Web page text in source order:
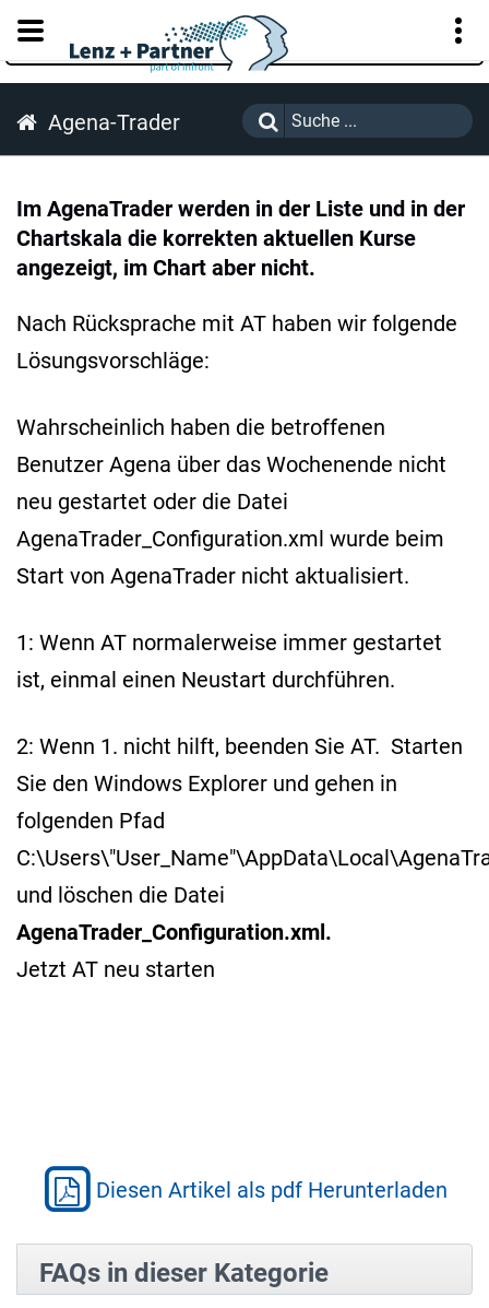
KUNDENPORTAL
Agena-Trader
Im AgenaTrader werden in der Liste und in der
Chartskala die korrekten aktuellen Kurse
angezeigt, im Chart aber nicht.
Nach Rücksprache mit AT haben wir folgende
Lösungsvorschläge:
Wahrscheinlich haben die betroffenen
Benutzer Agena über das Wochenende nicht
neu gestartet oder die Datei
AgenaTrader_Configuration.xml wurde beim
Start von AgenaTrader nicht aktualisiert.
1: Wenn AT normalerweise immer gestartet
ist, einmal einen Neustart durchführen.
2: Wenn 1. nicht hilft, beenden Sie AT. Starten
Sie den Windows Explorer und gehen in
folgenden Pfad
und löschen die Datei
AgenaTrader_Configuration.xml.
Jetzt AT neu starten
Diesen Artikel als pdf Herunterladen
FAQs in dieser Kategorie